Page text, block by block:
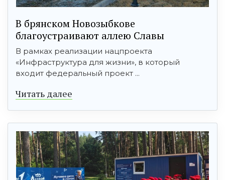
В брянском Новозыбкове
благоустраивают аллею Славы
В рамках реализации нацпроекта
«Инфраструктура для жизни», в который
входит федеральный проект ...
Читать далее